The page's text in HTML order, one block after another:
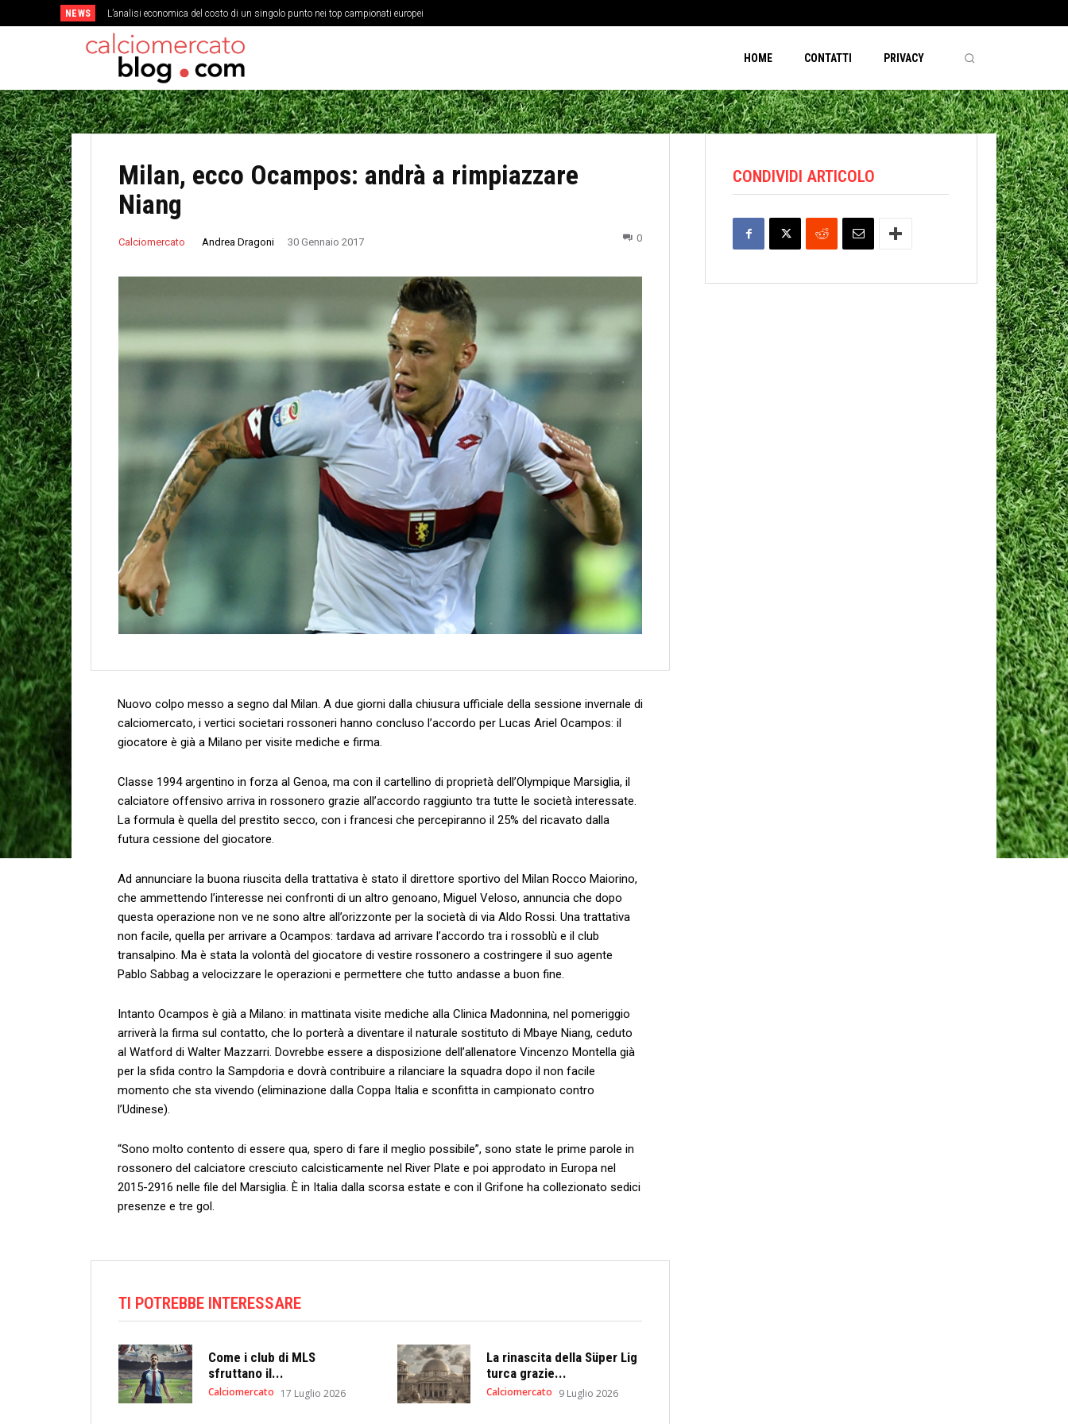
NEWS L’analisi economica del costo di un singolo punto nei top campionati europei
HOME CONTATTI PRIVACY
Milan, ecco Ocampos: andrà a rimpiazzare
Niang
Calciomercato Andrea Dragoni 30 Gennaio 2017 0
Nuovo colpo messo a segno dal Milan. A due giorni dalla chiusura ufficiale della sessione invernale di
calciomercato, i vertici societari rossoneri hanno concluso l’accordo per Lucas Ariel Ocampos: il
giocatore è già a Milano per visite mediche e firma.
Classe 1994 argentino in forza al Genoa, ma con il cartellino di proprietà dell’Olympique Marsiglia, il
calciatore offensivo arriva in rossonero grazie all’accordo raggiunto tra tutte le società interessate.
La formula è quella del prestito secco, con i francesi che percepiranno il 25% del ricavato dalla
futura cessione del giocatore.
Ad annunciare la buona riuscita della trattativa è stato il direttore sportivo del Milan Rocco Maiorino,
che ammettendo l’interesse nei confronti di un altro genoano, Miguel Veloso, annuncia che dopo
questa operazione non ve ne sono altre all’orizzonte per la società di via Aldo Rossi. Una trattativa
non facile, quella per arrivare a Ocampos: tardava ad arrivare l’accordo tra i rossoblù e il club
transalpino. Ma è stata la volontà del giocatore di vestire rossonero a costringere il suo agente
Pablo Sabbag a velocizzare le operazioni e permettere che tutto andasse a buon fine.
Intanto Ocampos è già a Milano: in mattinata visite mediche alla Clinica Madonnina, nel pomeriggio
arriverà la firma sul contatto, che lo porterà a diventare il naturale sostituto di Mbaye Niang, ceduto
al Watford di Walter Mazzarri. Dovrebbe essere a disposizione dell’allenatore Vincenzo Montella già
per la sfida contro la Sampdoria e dovrà contribuire a rilanciare la squadra dopo il non facile
momento che sta vivendo (eliminazione dalla Coppa Italia e sconfitta in campionato contro
l’Udinese).
“Sono molto contento di essere qua, spero di fare il meglio possibile”, sono state le prime parole in
rossonero del calciatore cresciuto calcisticamente nel River Plate e poi approdato in Europa nel
2015-2916 nelle file del Marsiglia. È in Italia dalla scorsa estate e con il Grifone ha collezionato sedici
presenze e tre gol.
TI POTREBBE INTERESSARE
Come i club di MLS
sfruttano il...
Calciomercato 17 Luglio 2026
La rinascita della Süper Lig
turca grazie...
Calciomercato 9 Luglio 2026
CONDIVIDI ARTICOLO